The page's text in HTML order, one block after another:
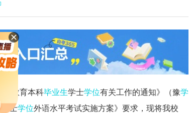
续教育本科毕业生学士学位有关工作的通知》（豫学
学士学位外语水平考试实施方案》要求，现将我校